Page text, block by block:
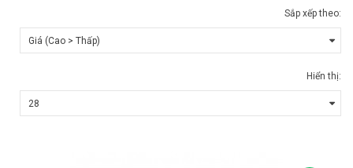
Sắp xếp theo:
Hiển thị: